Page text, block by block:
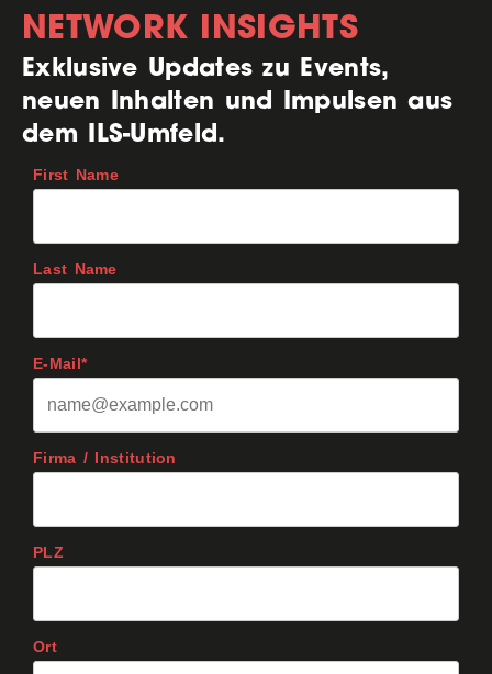
NETWORK INSIGHTS
Exklusive Updates zu Events,
neuen Inhalten und Impulsen aus
dem ILS-Umfeld.
First Name
Last Name
E-Mail*
Firma / Institution
PLZ
Ort